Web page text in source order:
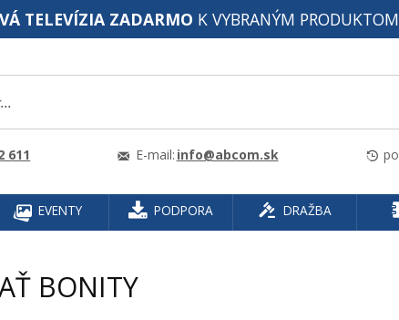
TELEVÍZIA ZADARMO K VYBRANÝM
611 E-mail: info@abcom.sk
EVENTY PODPORA DRAŽBA
BONITY